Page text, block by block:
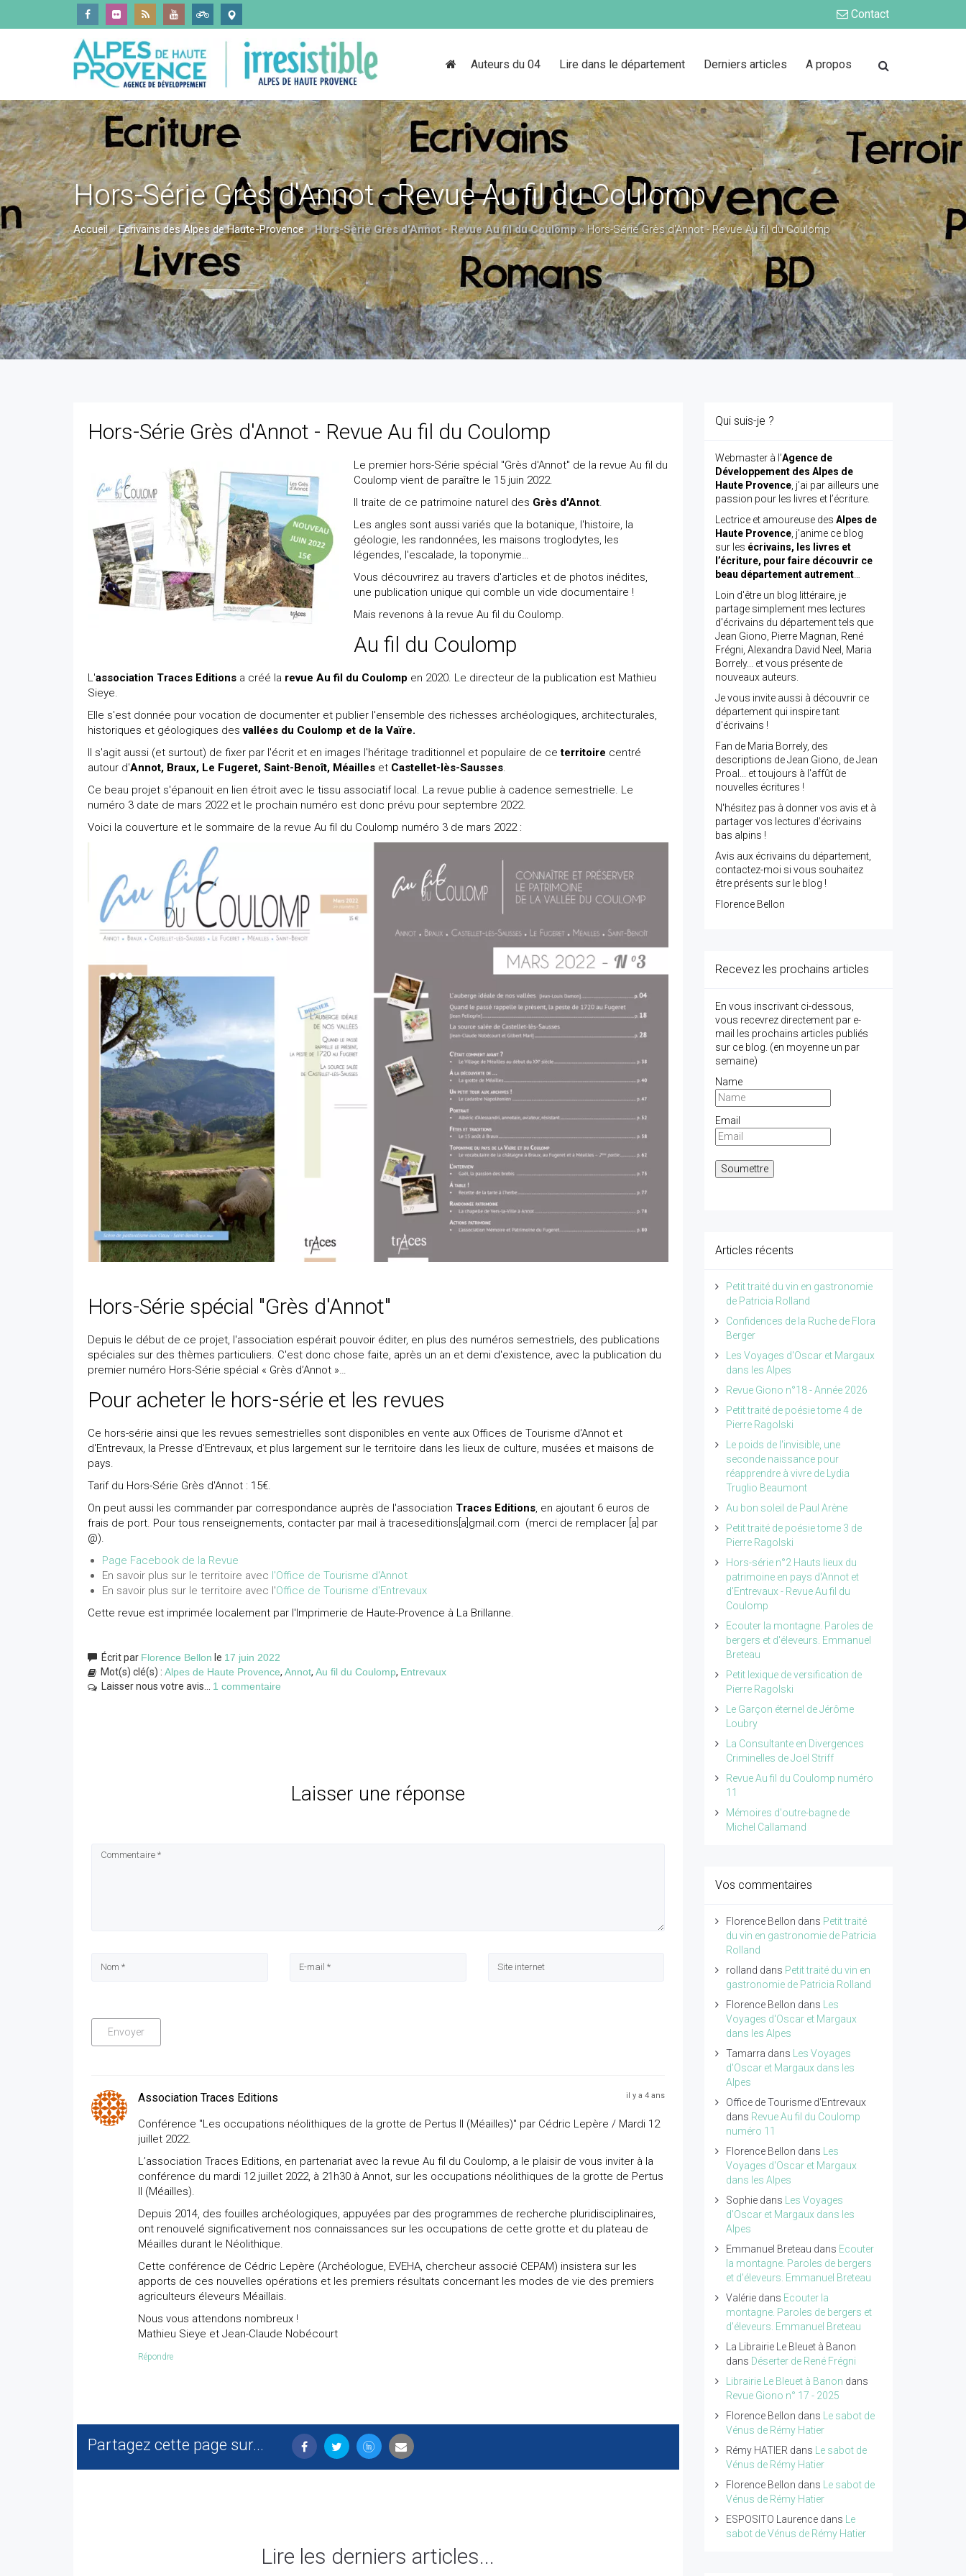
Contact
Auteurs du 04 Lire dans le département Derniers articles A propos
Hors-Série Grès d'Annot - Revue Au fil du Coulomp
Accueil»Ecrivains des Alpes de Haute-Provence»Hors-Série Grès d'Annot - Revue Au fil du Coulomp» Hors-Série Grès d'Annot - Revue Au fil du Coulomp
Hors-Série Grès d'Annot - Revue Au fil du Coulomp
Le premier hors-Série spécial "Grès d'Annot" de la revue Au fil du
Coulomp vient de paraître le 15 juin 2022.
Il traite de ce patrimoine naturel des Grès d'Annot.
Les angles sont aussi variés que la botanique, l'histoire, la
géologie, les randonnées, les maisons troglodytes, les
légendes, l'escalade, la toponymie…
Vous découvrirez au travers d'articles et de photos inédites,
une publication unique qui comble un vide documentaire !
Mais revenons à la revue Au fil du Coulomp.
Au fil du Coulomp
L'association Traces Editions a créé la revue Au fil du Coulomp en 2020. Le directeur de la publication est Mathieu
Sieye.
Elle s'est donnée pour vocation de documenter et publier l'ensemble des richesses archéologiques, architecturales,
historiques et géologiques desvallées du Coulomp et de la Vaïre.
Il s'agit aussi (et surtout) de fixer par l'écrit et en images l'héritage traditionnel et populaire de ceterritoire centré
autour d'Annot, Braux, Le Fugeret, Saint-Benoît, Méailles et Castellet-lès-Sausses.
Ce beau projet s'épanouit en lien étroit avec le tissu associatif local. La revue publie à cadence semestrielle. Le
numéro 3 date de mars 2022 et le prochain numéro est donc prévu pour septembre 2022.
Voici la couverture et le sommaire de la revue Au fil du Coulomp numéro 3 de mars 2022 :
Hors-Série spécial "Grès d'Annot"
Depuis le début de ce projet, l'association espérait pouvoir éditer, en plus des numéros semestriels, des publications
spéciales sur des thèmes particuliers. C'est donc chose faite, après un an et demi d'existence, avec la publication du
premier numéro Hors-Série spécial « Grès d’Annot »…
Pour acheter le hors-série et les revues
Ce hors-série ainsi que les revues semestrielles sont disponibles en vente aux Offices de Tourisme d'Annot et
d'Entrevaux, la Presse d'Entrevaux, et plus largement sur le territoire dans les lieux de culture, musées et maisons de
pays.
Tarif du Hors-Série Grès d'Annot : 15€.
On peut aussi les commander par correspondance auprès de l'association Traces Editions , en ajoutant 6 euros de
frais de port. Pour tous renseignements, contacter par mail à traceseditions[a]gmail.com (merci de remplacer [a] par
@).
Page Facebook de la Revue
En savoir plus sur le territoire avec l'Office de Tourisme d'Annot
En savoir plus sur le territoire avec l'Office de Tourisme d'Entrevaux
Cette revue est imprimée localement par l'Imprimerie de Haute-Provence à La Brillanne.
Écrit par Florence Bellon le 17 juin 2022
Mot(s) clé(s) : Alpes de Haute Provence, Annot, Au fil du Coulomp, Entrevaux
Laisser nous votre avis... 1 commentaire
Laisser une réponse
Association Traces Editions il y a 4 ans
Conférence "Les occupations néolithiques de la grotte de Pertus II (Méailles)" par Cédric Lepère / Mardi 12
juillet 2022.
L’association Traces Editions, en partenariat avec la revue Au fil du Coulomp, a le plaisir de vous inviter à la
conférence du mardi 12 juillet 2022, à 21h30 à Annot, sur les occupations néolithiques de la grotte de Pertus
II (Méailles).
Depuis 2014, des fouilles archéologiques, appuyées par des programmes de recherche pluridisciplinaires,
ont renouvelé significativement nos connaissances sur les occupations de cette grotte et du plateau de
Méailles durant le Néolithique.
Cette conférence de Cédric Lepère (Archéologue, EVEHA, chercheur associé CEPAM) insistera sur les
apports de ces nouvelles opérations et les premiers résultats concernant les modes de vie des premiers
agriculteurs éleveurs Méaillais.
Nous vous attendons nombreux !
Mathieu Sieye et Jean-Claude Nobécourt
Répondre
Partagez cette page sur...
Lire les derniers articles...
Qui suis-je ?
Webmaster à l’Agence de
Développement des Alpes de
Haute Provence, j’ai par ailleurs une
passion pour les livres et l’écriture.
Lectrice et amoureuse des Alpes de
Haute Provence, j’anime ce blog
sur les écrivains, les livres et
l’écriture, pour faire découvrir ce
beau département autrement…
Loin d'être un blog littéraire, je
partage simplement mes lectures
d'écrivains du département tels que
Jean Giono, Pierre Magnan, René
Frégni, Alexandra David Neel, Maria
Borrely... et vous présente de
nouveaux auteurs.
Je vous invite aussi à découvrir ce
département qui inspire tant
d'écrivains !
Fan de Maria Borrely, des
descriptions de Jean Giono, de Jean
Proal... et toujours à l'affût de
nouvelles écritures !
N'hésitez pas à donner vos avis et à
partager vos lectures d'écrivains
bas alpins !
Avis aux écrivains du département,
contactez-moi si vous souhaitez
être présents sur le blog !
Florence Bellon
Recevez les prochains articles
En vous inscrivant ci-dessous,
vous recevrez directement par e-
mail les prochains articles publiés
sur ce blog. (en moyenne un par
semaine)
Name
Email
Articles récents
Petit traité du vin en gastronomie
de Patricia Rolland
Confidences de la Ruche de Flora
Berger
Les Voyages d'Oscar et Margaux
dans les Alpes
Revue Giono n°18 - Année 2026
Petit traité de poésie tome 4 de
Pierre Ragolski
Le poids de l'invisible, une
seconde naissance pour
réapprendre à vivre de Lydia
Truglio Beaumont
Au bon soleil de Paul Arène
Petit traité de poésie tome 3 de
Pierre Ragolski
Hors-série n°2 Hauts lieux du
patrimoine en pays d'Annot et
d'Entrevaux - Revue Au fil du
Coulomp
Ecouter la montagne. Paroles de
bergers et d'éleveurs. Emmanuel
Breteau
Petit lexique de versification de
Pierre Ragolski
Le Garçon éternel de Jérôme
Loubry
La Consultante en Divergences
Criminelles de Joël Striff
Revue Au fil du Coulomp numéro
11
Mémoires d'outre-bagne de
Michel Callamand
Vos commentaires
Florence Bellon dans Petit traité
du vin en gastronomie de Patricia
Rolland
rolland dans Petit traité du vin en
gastronomie de Patricia Rolland
Florence Bellon dans
Les
Voyages d'Oscar et Margaux
dans les Alpes
Tamarra dans
Les Voyages
d'Oscar et Margaux dans les
Alpes
Office de Tourisme d'Entrevaux
dans Revue Au fil du Coulomp
numéro 11
Florence Bellon dans
Les
Voyages d'Oscar et Margaux
dans les Alpes
Sophiedans
Les Voyages
d'Oscar et Margaux dans les
Alpes
Emmanuel Breteau dans Ecouter
la montagne. Paroles de bergers
et d'éleveurs. Emmanuel Breteau
Valériedans Ecouter la
montagne. Paroles de bergers et
d'éleveurs. Emmanuel Breteau
La Librairie Le Bleuet à Banon
dans Déserter de René Frégni
Librairie Le Bleuet à Banon dans
Revue Giono n° 17 - 2025
Florence Bellon dans
Le sabot de
Vénus de Rémy Hatier
Rémy HATIER dans
Le sabot de
Vénus de Rémy Hatier
Florence Bellon dans
Le sabot de
Vénus de Rémy Hatier
ESPOSITO Laurencedans
Le
sabot de Vénus de Rémy Hatier